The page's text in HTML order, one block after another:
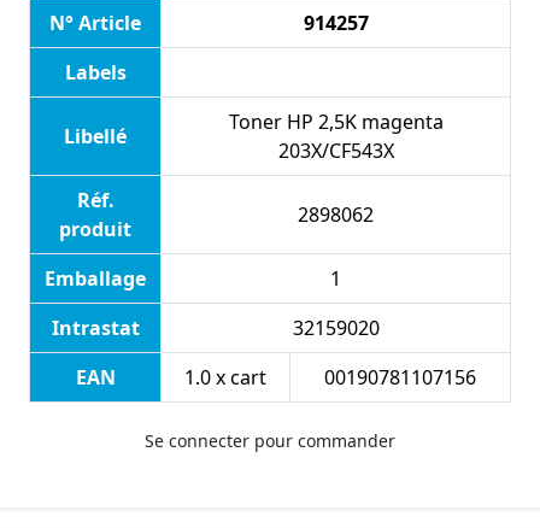
N° Article
914257
Labels
Libellé
Toner HP 2,5K magenta
203X/CF543X
Réf.
produit
2898062
Emballage
1
Intrastat
32159020
EAN
1.0 x cart 00190781107156
Se connecter pour commander